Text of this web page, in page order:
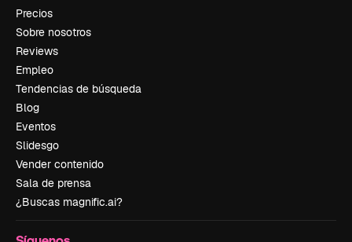
Precios
Sobre nosotros
Reviews
Empleo
Tendencias de búsqueda
Blog
Eventos
Slidesgo
Vender contenido
Sala de prensa
¿Buscas magnific.ai?